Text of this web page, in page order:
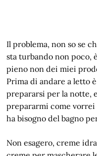
Il problema, non so se
sta turbando non poco,
pieno non dei miei
Prima di andare a letto
prepararsi per la notte,
prepararmi come
ha bisogno del bagno
Non esagero, creme